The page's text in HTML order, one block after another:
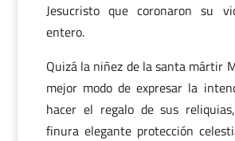
Jesucristo que coronaron su
entero.
Quizá la niñez de la santa mártir
mejor modo de expresar la
hacer el regalo de sus
finura elegante protección